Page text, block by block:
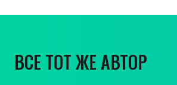
ВСЕ ТОТ ЖЕ АВТОР